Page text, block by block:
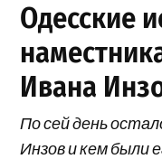
Одесские
Ивана
По сей день
Инзов и кем были